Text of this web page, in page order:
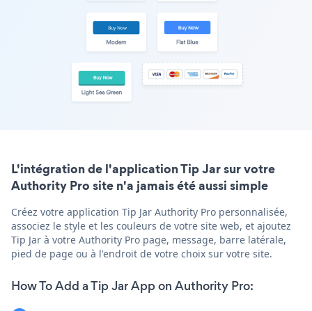
L'intégration de l'application Tip Jar sur votre
Authority Pro site n'a jamais été aussi simple
Créez votre application Tip Jar Authority Pro personnalisée,
associez le style et les couleurs de votre site web, et ajoutez
Tip Jar à votre Authority Pro page, message, barre latérale,
pied de page ou à l'endroit de votre choix sur votre site.
How To Add a Tip Jar App on Authority Pro: